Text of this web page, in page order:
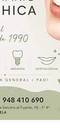
un
el centro
está